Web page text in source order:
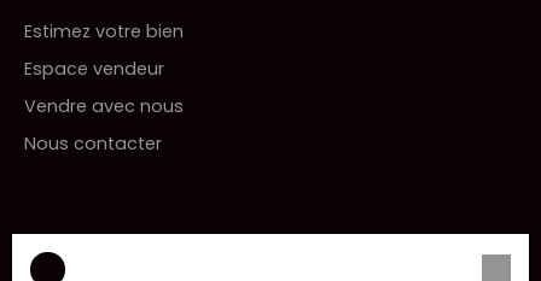
Estimez votre bien
Espace vendeur
Vendre avec nous
Nous contacter
INFORMATIONS